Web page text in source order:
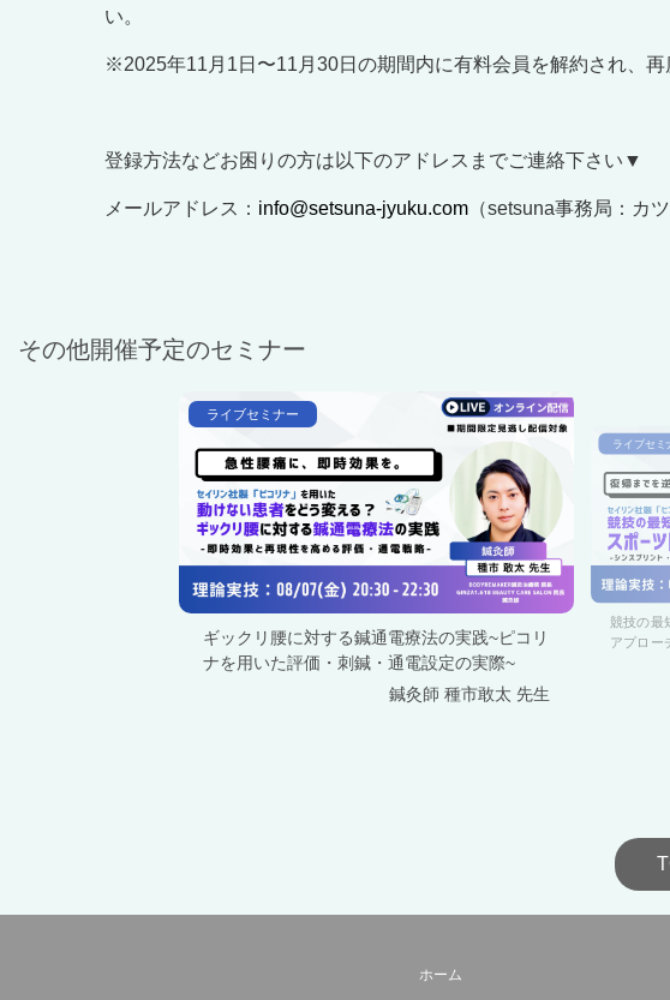
い。
※2025年11月1日〜11月30日の期間内に有料会員を解約され、再
登録方法などお困りの方は以下のアドレスまでご連絡下さい▼
メールアドレス： info@setsuna-jyuku.com （setsuna事務局：カツ
その他開催予定のセミナー
ライブセミナー
ギックリ腰に対する鍼通電療法の実践~ピコリ
ナを用いた評価・刺鍼・通電設定の実際~
鍼灸師 種市敢太 先生
ライブセミ
競技の最
アプロー
離れへの
ホーム